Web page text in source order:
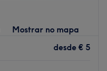
Mostrar no mapa
desde € 5